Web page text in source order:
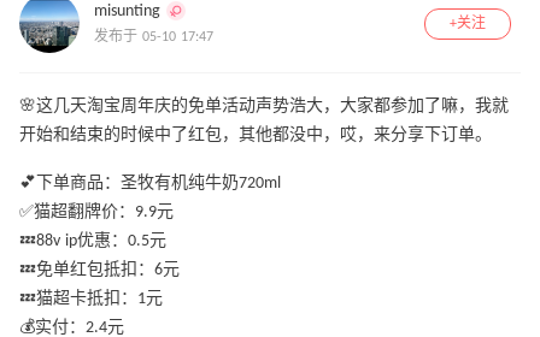
misunting
发布于 05-10 17:47
+关注
🌸这几天淘宝周年庆的免单活动声势浩大，大家都参加了嘛，我就
开始和结束的时候中了红包，其他都没中，哎，来分享下订单。
💕下单商品：圣牧有机纯牛奶720ml
✅猫超翻牌价：9.9元
💤88v ip优惠：0.5元
💤免单红包抵扣：6元
💤猫超卡抵扣：1元
💰实付：2.4元